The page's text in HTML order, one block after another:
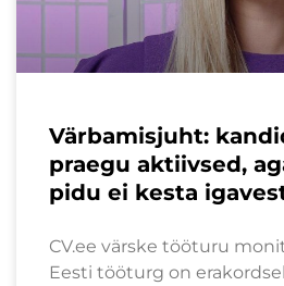
Värbamisjuht:
praegu aktiivsed,
pidu ei kesta
CV.ee värske tööturu
Eesti tööturg on